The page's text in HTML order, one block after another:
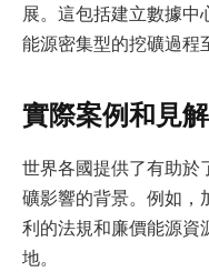
展。這包括建立數據中
能源密集型的挖礦過程
實際案例和見解
世界各國提供了有助於
礦影響的背景。例如，
利的法規和廉價能源資
地。